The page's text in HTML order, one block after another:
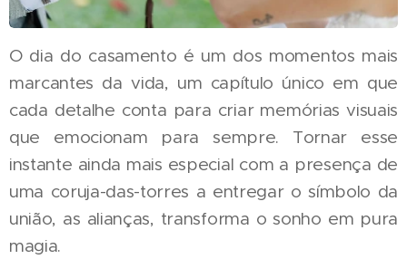
O dia do casamento é um dos momentos mais
marcantes da vida, um capítulo único em que
cada detalhe conta para criar memórias visuais
que emocionam para sempre. Tornar esse
instante ainda mais especial com a presença de
uma coruja-das-torres a entregar o símbolo da
união, as alianças, transforma o sonho em pura
magia.